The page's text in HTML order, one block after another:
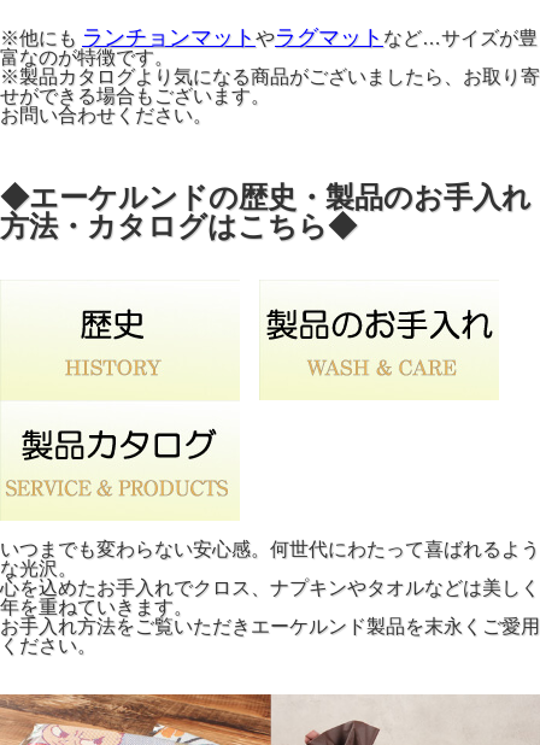
※他にも ランチョンマット やラグマット など…サイズが豊
富なのが特徴です。
※製品カタログより気になる商品がございましたら、お取り寄
せができる場合もございます。
お問い合わせください。
◆エーケルンドの歴史・製品のお手入れ
方法・カタログはこちら◆
いつまでも変わらない安心感。何世代にわたって喜ばれるよう
な光沢。
心を込めたお手入れでクロス、ナプキンやタオルなどは美しく
年を重ねていきます。
お手入れ方法をご覧いただきエーケルンド製品を末永くご愛用
ください。